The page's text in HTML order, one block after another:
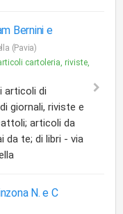
Bernini e
(Pavia)
cartoleria, riviste,
articoli di
giornali, riviste e
articoli da
da te; di libri - via
N. e C